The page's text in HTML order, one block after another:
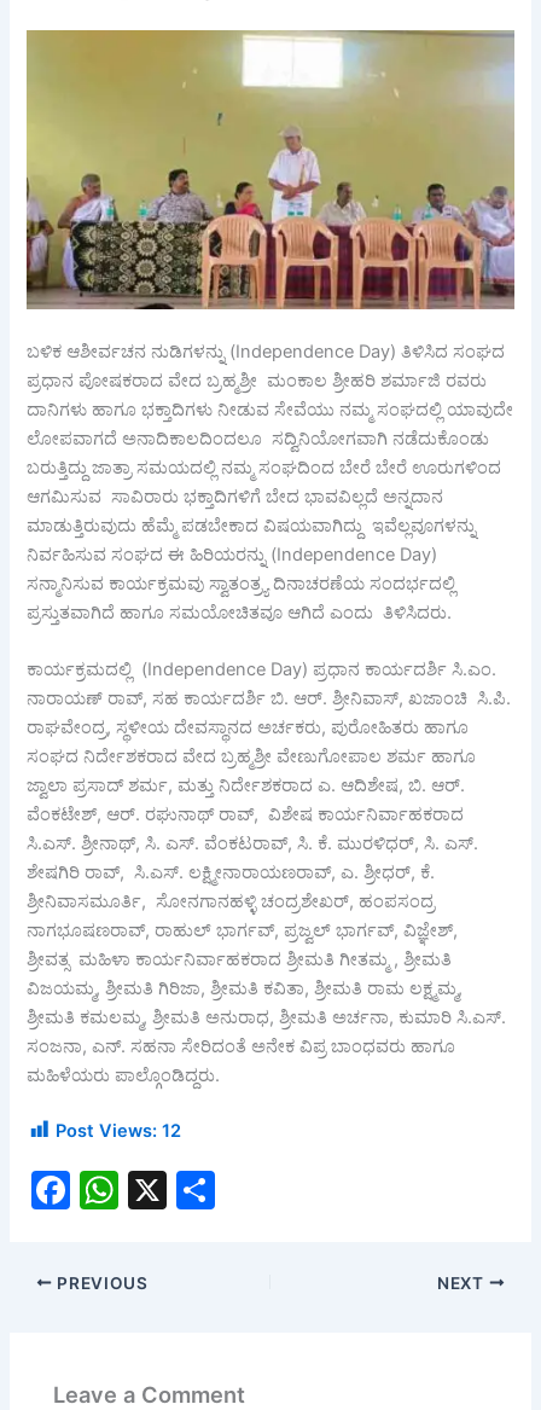
ಬಳಿಕ ಆಶೀರ್ವಚನ ನುಡಿಗಳನ್ನು (Independence Day) ತಿಳಿಸಿದ ಸಂಘದ
ಪ್ರಧಾನ ಪೋಷಕರಾದ ವೇದ ಬ್ರಹ್ಮಶ್ರೀ ಮಂಕಾಲ ಶ್ರೀಹರಿ ಶರ್ಮಾಜಿ ರವರು
ದಾನಿಗಳು ಹಾಗೂ ಭಕ್ತಾದಿಗಳು ನೀಡುವ ಸೇವೆಯು ನಮ್ಮ ಸಂಘದಲ್ಲಿ ಯಾವುದೇ
ಲೋಪವಾಗದೆ ಅನಾದಿಕಾಲದಿಂದಲೂ ಸದ್ವಿನಿಯೋಗವಾಗಿ ನಡೆದುಕೊಂಡು
ಬರುತ್ತಿದ್ದು ಜಾತ್ರಾ ಸಮಯದಲ್ಲಿ ನಮ್ಮ ಸಂಘದಿಂದ ಬೇರೆ ಬೇರೆ ಊರುಗಳಿಂದ
ಆಗಮಿಸುವ ಸಾವಿರಾರು ಭಕ್ತಾದಿಗಳಿಗೆ ಬೇದ ಭಾವವಿಲ್ಲದೆ ಅನ್ನದಾನ
ಮಾಡುತ್ತಿರುವುದು ಹೆಮ್ಮೆ ಪಡಬೇಕಾದ ವಿಷಯವಾಗಿದ್ದು ಇವೆಲ್ಲವೂಗಳನ್ನು
ನಿರ್ವಹಿಸುವ ಸಂಘದ ಈ ಹಿರಿಯರನ್ನು (Independence Day)
ಸನ್ಮಾನಿಸುವ ಕಾರ್ಯಕ್ರಮವು ಸ್ವಾತಂತ್ರ್ಯ ದಿನಾಚರಣೆಯ ಸಂದರ್ಭದಲ್ಲಿ
ಪ್ರಸ್ತುತವಾಗಿದೆ ಹಾಗೂ ಸಮಯೋಚಿತವೂ ಆಗಿದೆ ಎಂದು ತಿಳಿಸಿದರು.
ಕಾರ್ಯಕ್ರಮದಲ್ಲಿ (Independence Day) ಪ್ರಧಾನ ಕಾರ್ಯದರ್ಶಿ ಸಿ.ಎಂ.
ನಾರಾಯಣ್ ರಾವ್, ಸಹ ಕಾರ್ಯದರ್ಶಿ ಬಿ. ಆರ್. ಶ್ರೀನಿವಾಸ್, ಖಜಾಂಚಿ ಸಿ.ಪಿ.
ರಾಘವೇಂದ್ರ, ಸ್ಥಳೀಯ ದೇವಸ್ಥಾನದ ಅರ್ಚಕರು, ಪುರೋಹಿತರು ಹಾಗೂ
ಸಂಘದ ನಿರ್ದೇಶಕರಾದ ವೇದ ಬ್ರಹ್ಮಶ್ರೀ ವೇಣುಗೋಪಾಲ ಶರ್ಮ ಹಾಗೂ
ಜ್ವಾಲಾ ಪ್ರಸಾದ್ ಶರ್ಮ, ಮತ್ತು ನಿರ್ದೇಶಕರಾದ ಎ. ಆದಿಶೇಷ, ಬಿ. ಆರ್.
ವೆಂಕಟೇಶ್, ಆರ್. ರಘುನಾಥ್ ರಾವ್, ವಿಶೇಷ ಕಾರ್ಯನಿರ್ವಾಹಕರಾದ
ಸಿ.ಎಸ್. ಶ್ರೀನಾಥ್, ಸಿ. ಎಸ್. ವೆಂಕಟರಾವ್, ಸಿ. ಕೆ. ಮುರಳಿಧರ್, ಸಿ. ಎಸ್.
ಶೇಷಗಿರಿ ರಾವ್, ಸಿ.ಎಸ್. ಲಕ್ಷ್ಮೀನಾರಾಯಣರಾವ್, ಎ. ಶ್ರೀಧರ್, ಕೆ.
ಶ್ರೀನಿವಾಸಮೂರ್ತಿ, ಸೋನಗಾನಹಳ್ಳಿ ಚಂದ್ರಶೇಖರ್, ಹಂಪಸಂದ್ರ
ನಾಗಭೂಷಣರಾವ್, ರಾಹುಲ್ ಭಾರ್ಗವ್, ಪ್ರಜ್ವಲ್ ಭಾರ್ಗವ್, ವಿಜ್ಞೇಶ್,
ಶ್ರೀವತ್ಸ ಮಹಿಳಾ ಕಾರ್ಯನಿರ್ವಾಹಕರಾದ ಶ್ರೀಮತಿ ಗೀತಮ್ಮ , ಶ್ರೀಮತಿ
ವಿಜಯಮ್ಮ, ಶ್ರೀಮತಿ ಗಿರಿಜಾ, ಶ್ರೀಮತಿ ಕವಿತಾ, ಶ್ರೀಮತಿ ರಾಮ ಲಕ್ಷ್ಮಮ್ಮ,
ಶ್ರೀಮತಿ ಕಮಲಮ್ಮ, ಶ್ರೀಮತಿ ಅನುರಾಧ, ಶ್ರೀಮತಿ ಅರ್ಚನಾ, ಕುಮಾರಿ ಸಿ.ಎಸ್.
ಸಂಜನಾ, ಎನ್. ಸಹನಾ ಸೇರಿದಂತೆ ಅನೇಕ ವಿಪ್ರ ಬಾಂಧವರು ಹಾಗೂ
ಮಹಿಳೆಯರು ಪಾಲ್ಗೊಂಡಿದ್ದರು.
Post Views: 12
F
c
e
o
W
at
s
p
X
PREVIOUS NEXT
Leave a Comment